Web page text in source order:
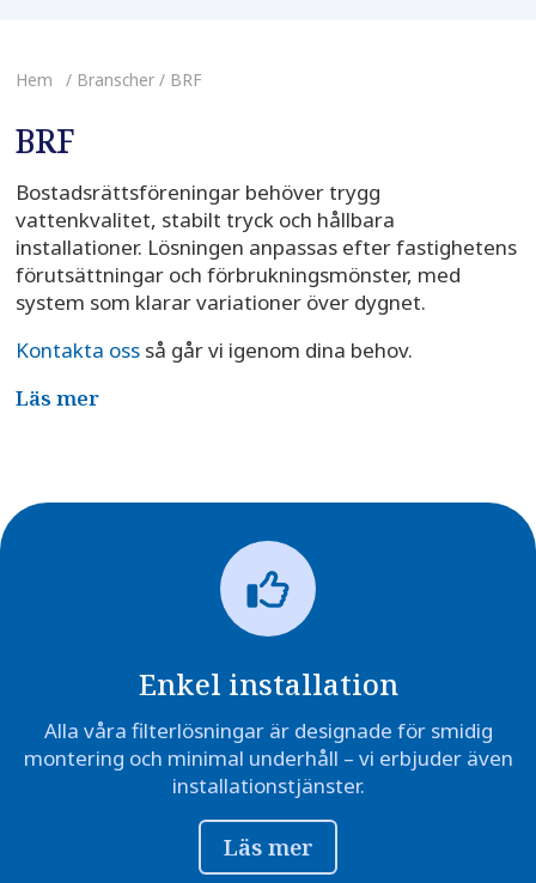
Hem / Branscher / BRF
BRF
Bostadsrättsföreningar behöver trygg
vattenkvalitet, stabilt tryck och hållbara
installationer. Lösningen anpassas efter fastighetens
förutsättningar och förbrukningsmönster, med
system som klarar variationer över dygnet.
Kontakta ossså går vi igenom dina behov.
Läs mer
Enkel installation
Alla våra filterlösningar är designade för smidig
montering och minimal underhåll – vi erbjuder även
installationstjänster.
Läs mer